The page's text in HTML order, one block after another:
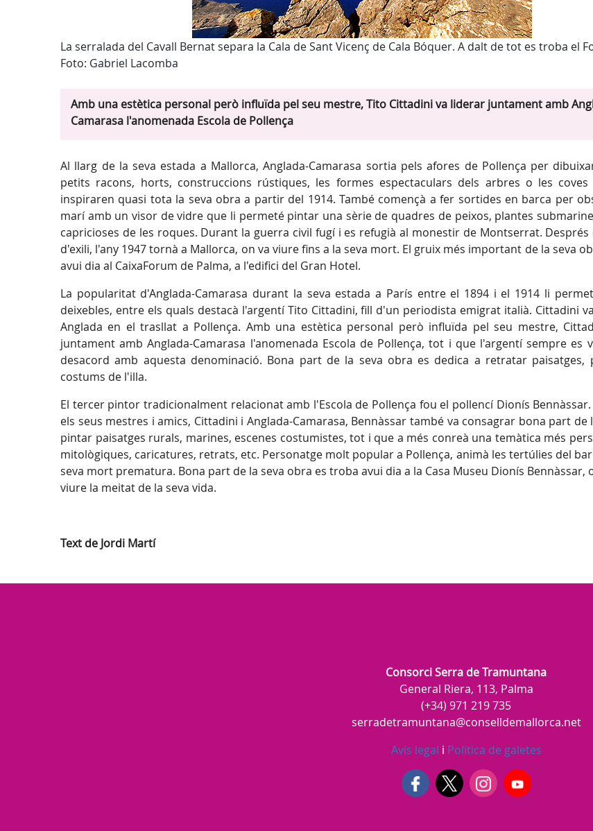
La serralada del Cavall Bernat separa la Cala de Sant Vicenç de Cala Bóquer. A dalt de tot es troba el
Foto: Gabriel Lacomba
Amb una estètica personal però influïda pel seu mestre, Tito Cittadini va liderar juntament amb
Camarasa l'anomenada Escola de Pollença
Al llarg de la seva estada a Mallorca, Anglada-Camarasa sortia pels afores de Pollença per
petits racons, horts, construccions rústiques, les formes espectaculars dels arbres o les
inspiraren quasi tota la seva obra a partir del 1914. També començà a fer sortides en barca per
marí amb un visor de vidre que li permeté pintar una sèrie de quadres de peixos, plantes
capricioses de les roques. Durant la guerra civil fugí i es refugià al monestir de Montserrat. Després
d'exili, l'any 1947 tornà a Mallorca, on va viure fins a la seva mort. El gruix més important de la seva
avui dia al CaixaForum de Palma, a l'edifici del Gran Hotel.
La popularitat d'Anglada-Camarasa durant la seva estada a París entre el 1894 i el 1914 li
deixebles, entre els quals destacà l'argentí Tito Cittadini, fill d'un periodista emigrat italià. Cittadini
Anglada en el trasllat a Pollença. Amb una estètica personal però influïda pel seu mestre,
juntament amb Anglada-Camarasa l'anomenada Escola de Pollença, tot i que l'argentí sempre es
desacord amb aquesta denominació. Bona part de la seva obra es dedica a retratar paisatges,
costums de l'illa.
El tercer pintor tradicionalment relacionat amb l'Escola de Pollença fou el pollencí Dionís
els seus mestres i amics, Cittadini i Anglada-Camarasa, Bennàssar també va consagrar bona part de
pintar paisatges rurals, marines, escenes costumistes, tot i que a més conreà una temàtica més
mitològiques, caricatures, retrats, etc. Personatge molt popular a Pollença, animà les tertúlies del bar
seva mort prematura. Bona part de la seva obra es troba avui dia a la Casa Museu Dionís Bennàssar,
viure la meitat de la seva vida.
Text de Jordi Martí
Consorci Serra de Tramuntana
General Riera, 113, Palma
(+34) 971 219 735
serradetramuntana@conselldemallorca.net
Avís legal i Política de galetes